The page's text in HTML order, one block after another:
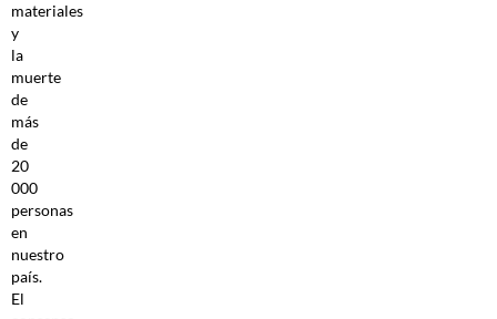
materiales
y
la
muerte
de
más
de
20
000
personas
en
nuestro
país.
El